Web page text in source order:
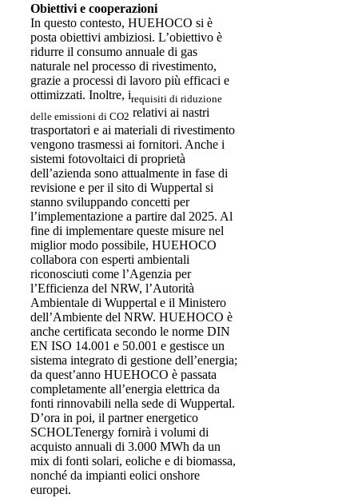
Obiettivi e cooperazioni
In questo contesto, HUEHOCO si è
posta obiettivi ambiziosi. L’obiettivo è
ridurre il consumo annuale di gas
naturale nel processo di rivestimento,
grazie a processi di lavoro più efficaci e
ottimizzati. Inoltre, irequisiti di riduzione
delle emissioni di CO2 relativi ai nastri
trasportatori e ai materiali di rivestimento
vengono trasmessi ai fornitori. Anche i
sistemi fotovoltaici di proprietà
dell’azienda sono attualmente in fase di
revisione e per il sito di Wuppertal si
stanno sviluppando concetti per
l’implementazione a partire dal 2025. Al
fine di implementare queste misure nel
miglior modo possibile, HUEHOCO
collabora con esperti ambientali
riconosciuti come l’Agenzia per
l’Efficienza del NRW, l’Autorità
Ambientale di Wuppertal e il Ministero
dell’Ambiente del NRW. HUEHOCO è
anche certificata secondo le norme DIN
EN ISO 14.001 e 50.001 e gestisce un
sistema integrato di gestione dell’energia;
da quest’anno HUEHOCO è passata
completamente all’energia elettrica da
fonti rinnovabili nella sede di Wuppertal.
D’ora in poi, il partner energetico
SCHOLTenergy fornirà i volumi di
acquisto annuali di 3.000 MWh da un
mix di fonti solari, eoliche e di biomassa,
nonché da impianti eolici onshore
europei.